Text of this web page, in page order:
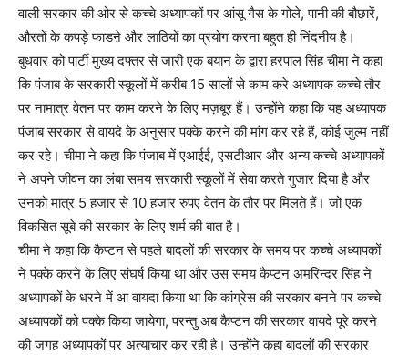
वाली सरकार की ओर से कच्चे अध्यापकों पर आंसू गैस के गोले, पानी की बौछारें,
औरतों के कपड़े फाडऩे और लाठियों का प्रयोग करना बहुत ही निंदनीय है।
बुधवार को पार्टी मुख्य दफ्तर से जारी एक बयान के द्वारा हरपाल सिंह चीमा ने कहा
कि पंजाब के सरकारी स्कूलों में करीब 15 सालों से काम करे अध्यापक कच्चे तौर
पर नामात्र वेतन पर काम करने के लिए मज़बूर हैं। उन्होंने कहा कि यह अध्यापक
पंजाब सरकार से वायदे के अनुसार पक्के करने की मांग कर रहे हैं, कोई जुल्म नहीं
कर रहे। चीमा ने कहा कि पंजाब में एआईई, एसटीआर और अन्य कच्चे अध्यापकों
ने अपने जीवन का लंबा समय सरकारी स्कूलों में सेवा करते गुजार दिया है और
उनको मात्र 5 हजार से 10 हजार रुपए वेतन के तौर पर मिलते हैं। जो एक
विकसित सूबे की सरकार के लिए शर्म की बात है।
चीमा ने कहा कि कैप्टन से पहले बादलों की सरकार के समय पर कच्चे अध्यापकों
ने पक्के करने के लिए संघर्ष किया था और उस समय कैप्टन अमरिन्दर सिंह ने
अध्यापकों के धरने में आ वायदा किया था कि कांग्रेस की सरकार बनने पर कच्चे
अध्यापकों को पक्के किया जायेगा, परन्तु अब कैप्टन की सरकार वायदे पूरे करने
की जगह अध्यापकों पर अत्याचार कर रही है। उन्होंने कहा बादलों की सरकार